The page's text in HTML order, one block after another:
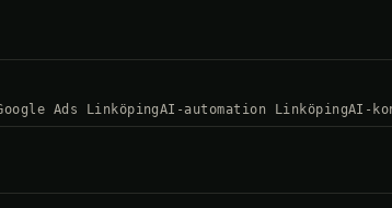
Ads LinköpingAI-automation LinköpingAI-